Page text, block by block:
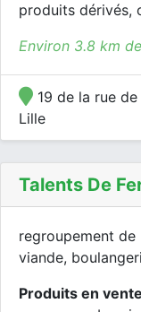
produits dérivés,
Environ 3.8 km
19 de la rue
Lille
Talents De
regroupement
viande,
Produits en vente